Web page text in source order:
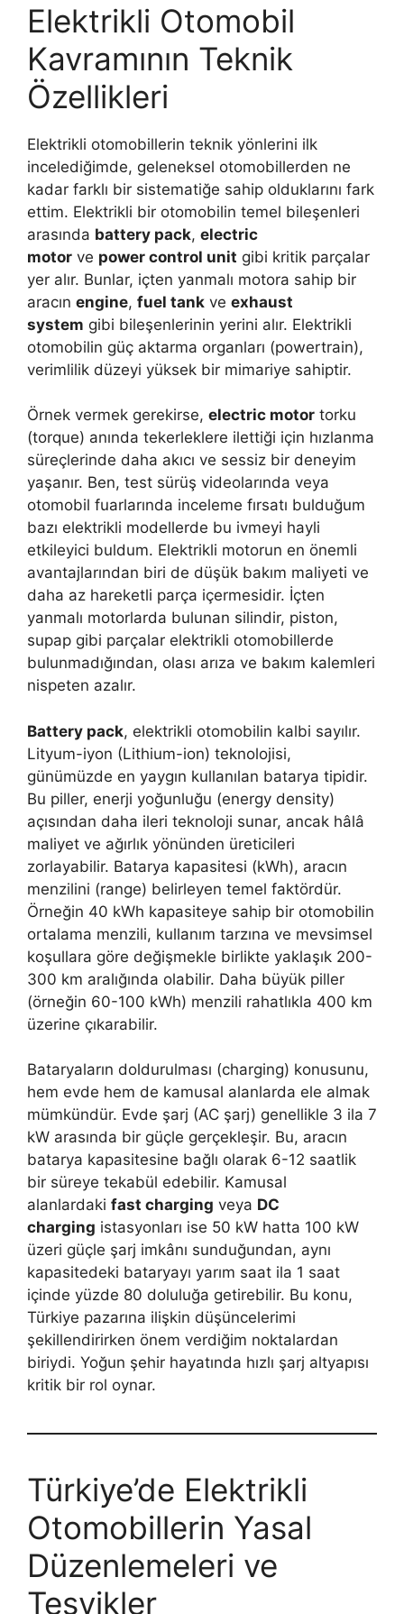
Elektrikli Otomobil
Kavramının Teknik
Özellikleri
Elektrikli otomobillerin teknik yönlerini ilk
incelediğimde, geleneksel otomobillerden ne
kadar farklı bir sistematiğe sahip olduklarını fark
ettim. Elektrikli bir otomobilin temel bileşenleri
arasında battery pack, electric
motor ve power control unit gibi kritik parçalar
yer alır. Bunlar, içten yanmalı motora sahip bir
aracın engine, fuel tank ve exhaust
system gibi bileşenlerinin yerini alır. Elektrikli
otomobilin güç aktarma organları (powertrain),
verimlilik düzeyi yüksek bir mimariye sahiptir.
Örnek vermek gerekirse, electric motor torku
(torque) anında tekerleklere ilettiği için hızlanma
süreçlerinde daha akıcı ve sessiz bir deneyim
yaşanır. Ben, test sürüş videolarında veya
otomobil fuarlarında inceleme fırsatı bulduğum
bazı elektrikli modellerde bu ivmeyi hayli
etkileyici buldum. Elektrikli motorun en önemli
avantajlarından biri de düşük bakım maliyeti ve
daha az hareketli parça içermesidir. İçten
yanmalı motorlarda bulunan silindir, piston,
supap gibi parçalar elektrikli otomobillerde
bulunmadığından, olası arıza ve bakım kalemleri
nispeten azalır.
Battery pack, elektrikli otomobilin kalbi sayılır.
Lityum-iyon (Lithium-ion) teknolojisi,
günümüzde en yaygın kullanılan batarya tipidir.
Bu piller, enerji yoğunluğu (energy density)
açısından daha ileri teknoloji sunar, ancak hâlâ
maliyet ve ağırlık yönünden üreticileri
zorlayabilir. Batarya kapasitesi (kWh), aracın
menzilini (range) belirleyen temel faktördür.
Örneğin 40 kWh kapasiteye sahip bir otomobilin
ortalama menzili, kullanım tarzına ve mevsimsel
koşullara göre değişmekle birlikte yaklaşık 200-
300 km aralığında olabilir. Daha büyük piller
(örneğin 60-100 kWh) menzili rahatlıkla 400 km
üzerine çıkarabilir.
Bataryaların doldurulması (charging) konusunu,
hem evde hem de kamusal alanlarda ele almak
mümkündür. Evde şarj (AC şarj) genellikle 3 ila 7
kW arasında bir güçle gerçekleşir. Bu, aracın
batarya kapasitesine bağlı olarak 6-12 saatlik
bir süreye tekabül edebilir. Kamusal
alanlardaki fast charging veya DC
charging istasyonları ise 50 kW hatta 100 kW
üzeri güçle şarj imkânı sunduğundan, aynı
kapasitedeki bataryayı yarım saat ila 1 saat
içinde yüzde 80 doluluğa getirebilir. Bu konu,
Türkiye pazarına ilişkin düşüncelerimi
şekillendirirken önem verdiğim noktalardan
biriydi. Yoğun şehir hayatında hızlı şarj altyapısı
kritik bir rol oynar.
Türkiye’de Elektrikli
Otomobillerin Yasal
Düzenlemeleri ve
Teşvikler